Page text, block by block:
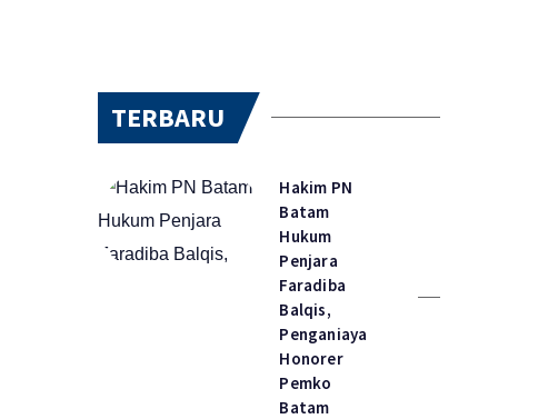
TERBARU
Hakim PN
Batam
Hukum
Penjara
Faradiba
Balqis,
Penganiaya
Honorer
Pemko
Batam